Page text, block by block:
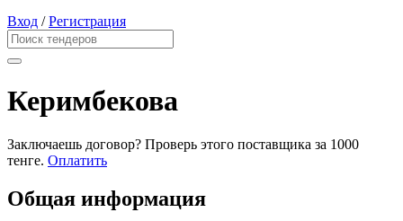
Вход /Регистрация
Керимбекова
Заключаешь договор? Проверь этого поставщика за 1000
тенге. Оплатить
Общая информация